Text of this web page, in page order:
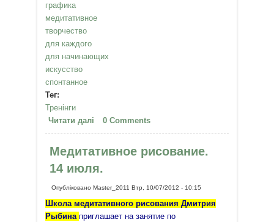
графика
медитативное
творчество
для каждого
для начинающих
искусство
спонтанное
Тег:
Тренінги
Читати далі про Медитативное рисование.
"Магия линий". 4 августа. Киев
0 Comments
Медитативное рисование.
14 июля.
ОпублікованоMaster_2011 Втр, 10/07/2012 - 10:15
Школа медитативного рисования Дмитрия
Рыбина приглашает на занятие по